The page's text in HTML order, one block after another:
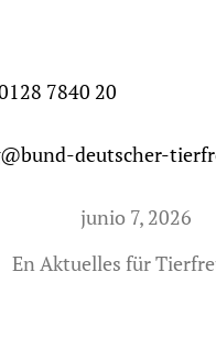
7840 20
deutscher-
junio 7, 2026
EnAktuelles für